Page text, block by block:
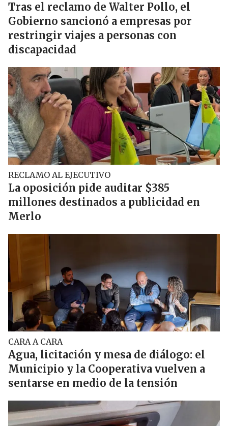
Tras el reclamo de Walter Pollo, el
Gobierno sancionó a empresas por
restringir viajes a personas con
discapacidad
RECLAMO AL EJECUTIVO
La oposición pide auditar $385
millones destinados a publicidad en
Merlo
CARA A CARA
Agua, licitación y mesa de diálogo: el
Municipio y la Cooperativa vuelven a
sentarse en medio de la tensión